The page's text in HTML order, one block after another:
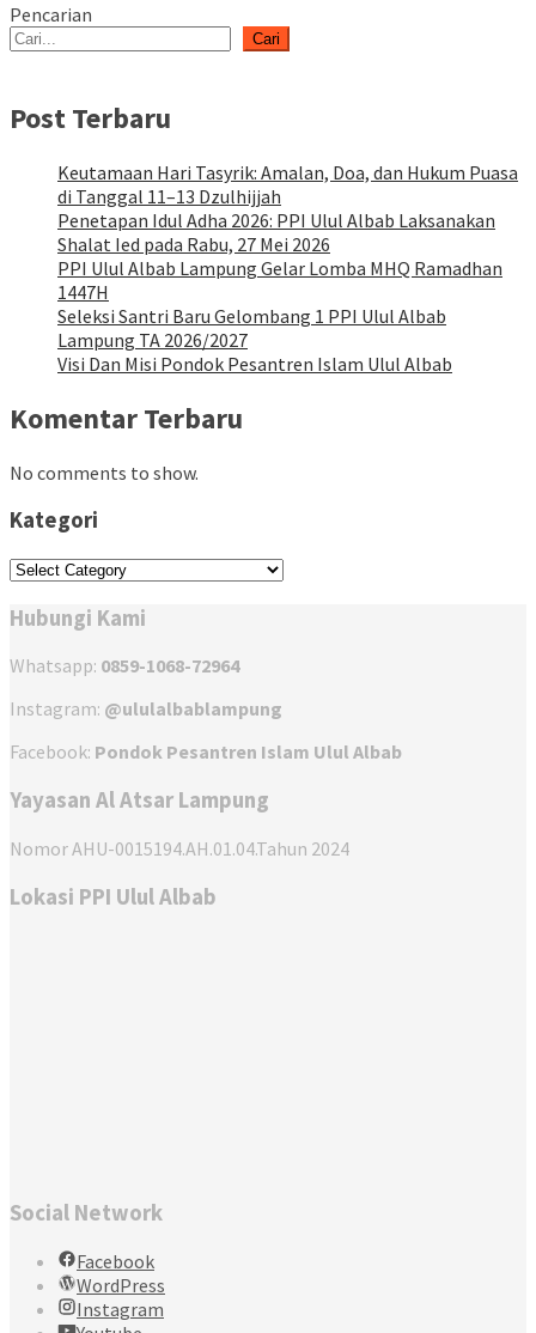
Pencarian
Cari
Post Terbaru
Keutamaan Hari Tasyrik: Amalan, Doa, dan Hukum Puasa
di Tanggal 11–13 Dzulhijjah
Penetapan Idul Adha 2026: PPI Ulul Albab Laksanakan
Shalat Ied pada Rabu, 27 Mei 2026
PPI Ulul Albab Lampung Gelar Lomba MHQ Ramadhan
1447H
Seleksi Santri Baru Gelombang 1 PPI Ulul Albab
Lampung TA 2026/2027
Visi Dan Misi Pondok Pesantren Islam Ulul Albab
Komentar Terbaru
No comments to show.
Kategori
Kategori
Hubungi Kami
Whatsapp: 0859-1068-72964
Instagram: @ululalbablampung
Facebook: Pondok Pesantren Islam Ulul Albab
Yayasan Al Atsar Lampung
Nomor AHU-0015194.AH.01.04.Tahun 2024
Lokasi PPI Ulul Albab
Social Network
Facebook
WordPress
Instagram